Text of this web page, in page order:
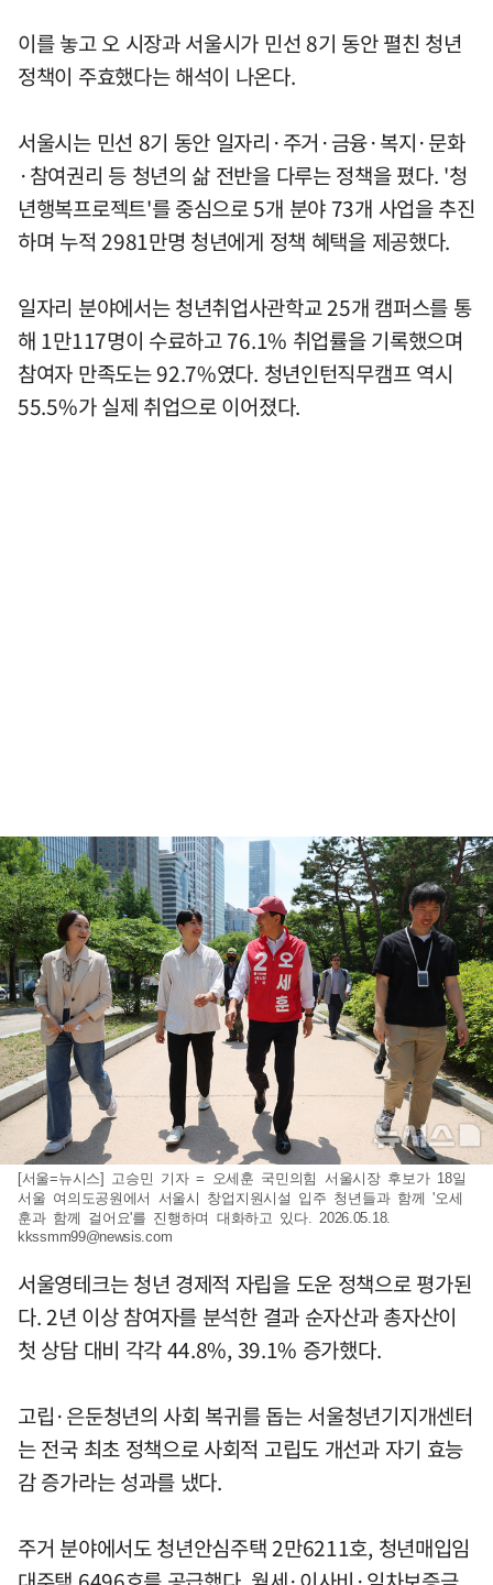
이를 놓고 오 시장과 서울시가 민선 8기 동안 펼친 청년
정책이 주효했다는 해석이 나온다.
서울시는 민선 8기 동안 일자리·주거·금융·복지·문화
·참여권리 등 청년의 삶 전반을 다루는 정책을 폈다. '청
년행복프로젝트'를 중심으로 5개 분야 73개 사업을 추진
하며 누적 2981만명 청년에게 정책 혜택을 제공했다.
일자리 분야에서는 청년취업사관학교 25개 캠퍼스를 통
해 1만117명이 수료하고 76.1% 취업률을 기록했으며
참여자 만족도는 92.7%였다. 청년인턴직무캠프 역시
55.5%가 실제 취업으로 이어졌다.
[서울=뉴시스] 고승민 기자 = 오세훈 국민의힘 서울시장 후보가 18일
서울 여의도공원에서 서울시 창업지원시설 입주 청년들과 함께 '오세
훈과 함께 걸어요'를 진행하며 대화하고 있다. 2026.05.18.
kkssmm99@newsis.com
서울영테크는 청년 경제적 자립을 도운 정책으로 평가된
다. 2년 이상 참여자를 분석한 결과 순자산과 총자산이
첫 상담 대비 각각 44.8%, 39.1% 증가했다.
고립·은둔청년의 사회 복귀를 돕는 서울청년기지개센터
는 전국 최초 정책으로 사회적 고립도 개선과 자기 효능
감 증가라는 성과를 냈다.
주거 분야에서도 청년안심주택 2만6211호, 청년매입임